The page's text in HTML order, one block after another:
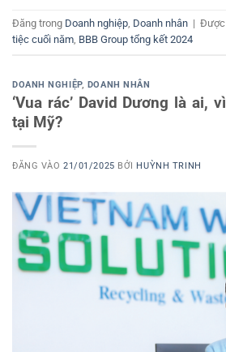
Đăng trong Doanh nghiệp, Doanh nhân | Được
tiệc cuối năm, BBB Group tổng kết 2024
DOANH NGHIỆP, DOANH NHÂN
‘Vua rác’ David Dương là ai,
tại Mỹ?
ĐĂNG VÀO21/01/2025 BỞI HUỲNH TRINH